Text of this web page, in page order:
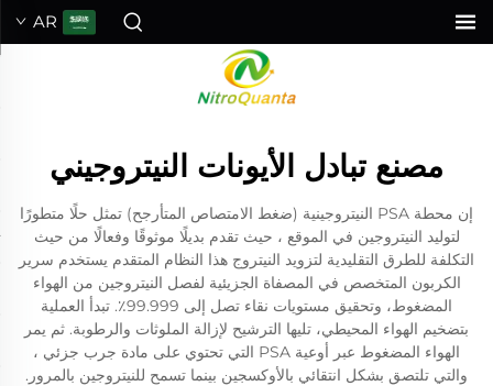
AR
مصنع تبادل الأيونات النيتروجيني
إن محطة PSA النيتروجينية (ضغط الامتصاص المتأرجح) تمثل حلًا متطورًا
لتوليد النيتروجين في الموقع ، حيث تقدم بديلًا موثوقًا وفعالًا من حيث
التكلفة للطرق التقليدية لتزويد النيتروج هذا النظام المتقدم يستخدم سرير
الكربون المتخصص في المصفاة الجزيئية لفصل النيتروجين من الهواء
المضغوط، وتحقيق مستويات نقاء تصل إلى 99.999٪. تبدأ العملية
بتضخيم الهواء المحيطي، تليها الترشيح لإزالة الملوثات والرطوبة. ثم يمر
الهواء المضغوط عبر أوعية PSA التي تحتوي على مادة جرب جزئي ،
والتي تلتصق بشكل انتقائي بالأوكسجين بينما تسمح للنيتروجين بالمرور.